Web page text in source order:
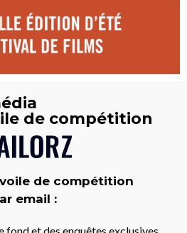
de compétition
de compétition
email :